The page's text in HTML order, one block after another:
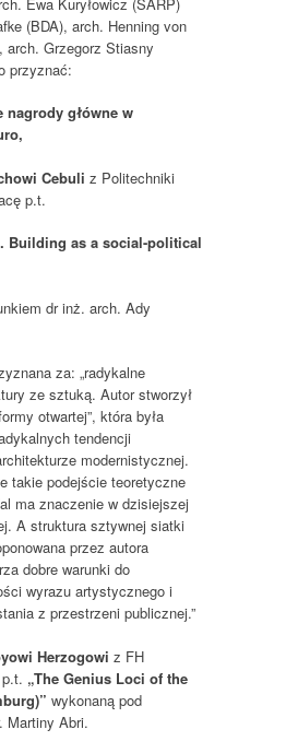
(BDA), arch. Henning von
arch. Grzegorz Stiasny
przyznać:
nagrody główne w
Cebuli z Politechniki
p.t.
Building as a social-political
dr inż. arch. Ady
za: „radykalne
ze sztuką. Autor stworzył
otwartej”, która była
tendencji
modernistycznej.
takie podejście teoretyczne
ma znaczenie w dzisiejszej
A struktura sztywnej siatki
przez autora
dobre warunki do
wyrazu artystycznego i
z przestrzeni publicznej.”
Herzogowi z FH
„The Genius Loci of the
wykonaną pod
Martiny Abri.